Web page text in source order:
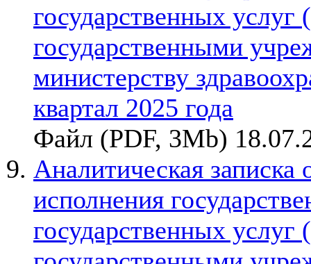
государственных
государственными
министерству
квартал 2025 года
Файл (PDF, 3Mb)
Аналитическая записка
исполнения
государственных